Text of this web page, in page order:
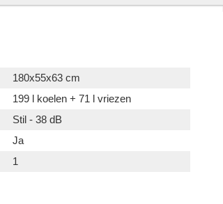
180x55x63 cm
199 l koelen + 71 l vriezen
Stil - 38 dB
Ja
1